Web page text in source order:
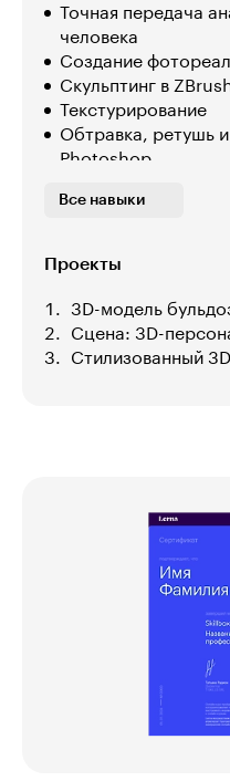
Точная передача
человека
Создание
Скульптинг в
Текстурирование
Обтравка, ретушь
Photoshop
Запекание текстур
Создание UV-
Все навыки
Проекты
3D-модель
Сцена: 3D-
Стилизованный